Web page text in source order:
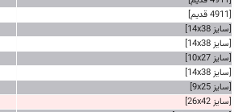
[4911 قدیم]
[سایز 14x38]
[سایز 14x38]
[سایز 10x27]
[سایز 14x38]
[سایز 9x25]
[سایز 26x42]